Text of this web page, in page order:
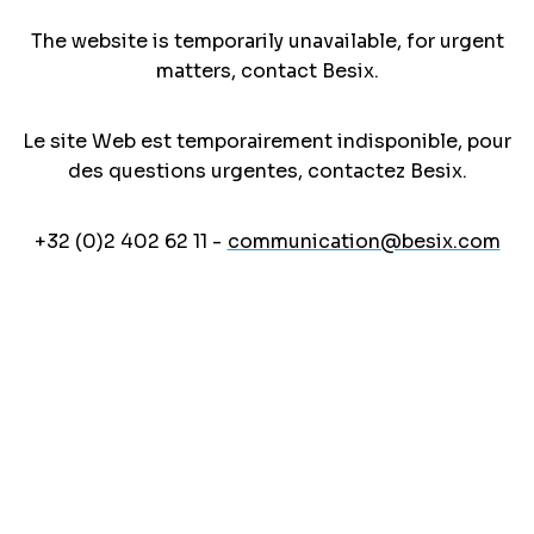
The website is temporarily unavailable, for urgent
matters, contact Besix.
Le site Web est temporairement indisponible, pour
des questions urgentes, contactez Besix.
+32 (0)2 402 62 11 - communication@besix.com